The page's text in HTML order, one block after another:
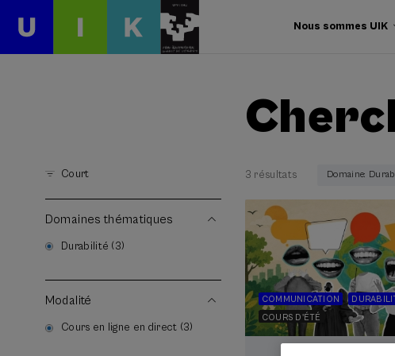
Nous sommes UIK
Court
Domaines thématiques
Durabilité (3)
Modalité
Cours en ligne en direct (3)
3 résultats Domaine:
COMMUNICATION
COURS D'ÉTÉ